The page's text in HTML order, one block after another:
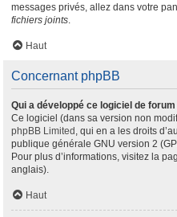
messages privés, allez dans votre
fichiers joints.
Haut
Concernant phpBB
Qui a développé ce logiciel de forum
Ce logiciel (dans sa version non
phpBB Limited , qui en a les droits
publique générale GNU version 2
Pour plus d’informations, visitez la
anglais).
Haut